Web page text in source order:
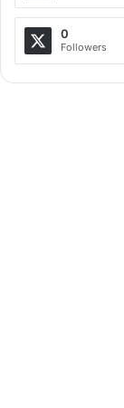
0
Followers